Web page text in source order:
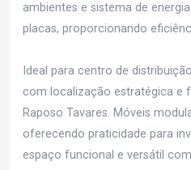
ambientes e sistema de
placas, proporcionando
Ideal para centro de
com localização estratégica e
Raposo Tavares. Móveis
oferecendo praticidade para
espaço funcional e versátil